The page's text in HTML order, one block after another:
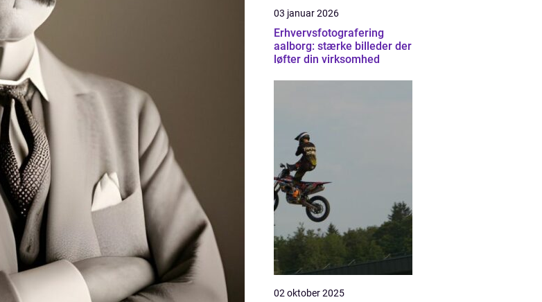
03 januar 2026
Erhvervsfotografering
aalborg: stærke billeder der
løfter din virksomhed
02 oktober 2025